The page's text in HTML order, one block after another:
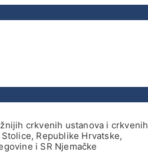
crkvenih ustanova i crkvenih
Republike Hrvatske,
i SR Njemačke